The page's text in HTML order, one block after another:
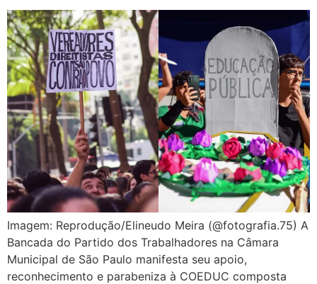
Imagem: Reprodução/Elineudo Meira (@fotografia.75) A
Bancada do Partido dos Trabalhadores na Câmara
Municipal de São Paulo manifesta seu apoio,
reconhecimento e parabeniza à COEDUC composta